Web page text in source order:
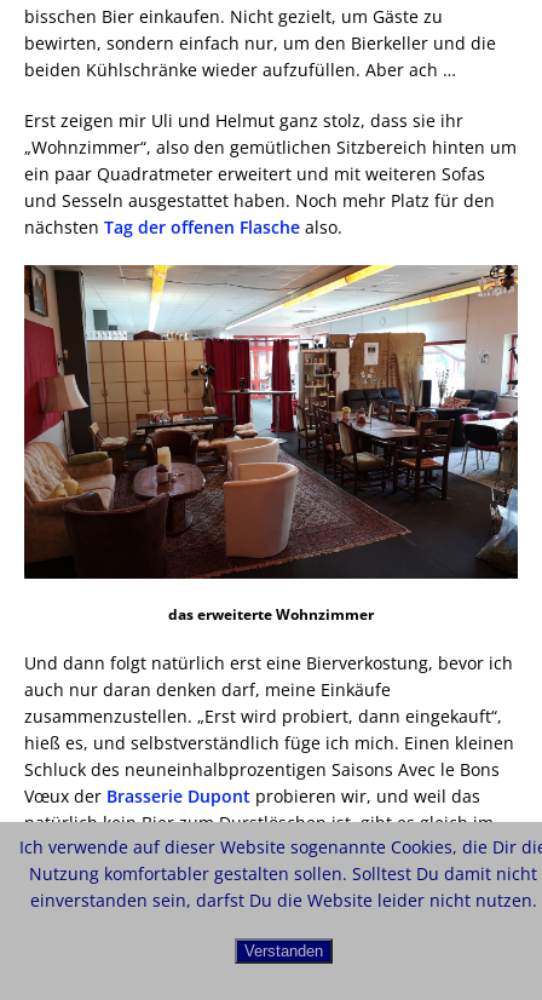
bisschen Bier einkaufen. Nicht gezielt, um Gäste zu
bewirten, sondern einfach nur, um den Bierkeller und die
beiden Kühlschränke wieder aufzufüllen. Aber ach …
Erst zeigen mir Uli und Helmut ganz stolz, dass sie ihr
„Wohnzimmer“, also den gemütlichen Sitzbereich hinten um
ein paar Quadratmeter erweitert und mit weiteren Sofas
und Sesseln ausgestattet haben. Noch mehr Platz für den
nächsten Tag der offenen Flasche also.
das erweiterte Wohnzimmer
Und dann folgt natürlich erst eine Bierverkostung, bevor ich
auch nur daran denken darf, meine Einkäufe
zusammenzustellen. „Erst wird probiert, dann eingekauft“,
hieß es, und selbstverständlich füge ich mich. Einen kleinen
Schluck des neuneinhalbprozentigen Saisons Avec le Bons
Vœux der Brasserie Dupont probieren wir, und weil das
natürlich kein Bier zum Durstlöschen ist, gibt es gleich im
Anschluss noch ein Grünhopfen derHohenthanner
Schlossbrauerei– eine der letzten Flaschen dieses Suds,
denn Grünhopfenbiere müssen rasch getrunken werden,
ungetrockneten Hopfendolden stammendes Aroma
Ich verwende auf dieser Website sogenannte Cookies, die Dir
Nutzung komfortabler gestalten sollen. Solltest Du damit nicht
einverstanden sein, darfst Du die Website leider nicht nutzen.
Verstanden